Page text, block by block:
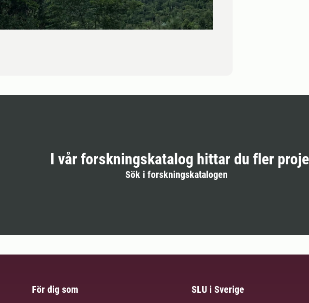
I vår forskningskatalog hittar du fler
Sök i forskningskatalogen
För dig som SLU i Sverige